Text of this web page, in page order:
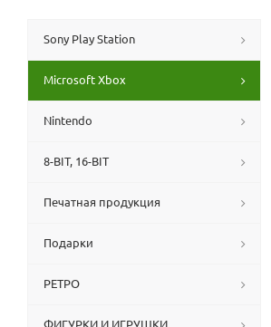
Sony Play Station
Microsoft Xbox
Nintendo
8-BIT, 16-BIT
Печатная продукция
Подарки
РЕТРО
ФИГУРКИ И ИГРУШКИ